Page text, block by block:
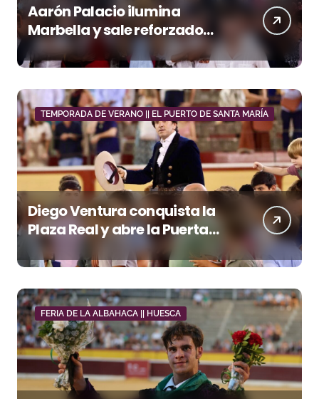
Aarón Palacio ilumina
Marbella y sale reforzado
junto a Manzanares y
Morante
TEMPORADA DE VERANO || EL PUERTO DE SANTA MARÍA
Diego Ventura conquista la
Plaza Real y abre la Puerta
Grande en El Puerto
FERIA DE LA ALBAHACA || HUESCA